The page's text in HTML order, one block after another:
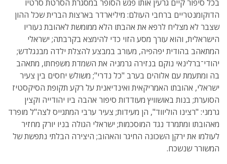
בכל סיפור קיים גרעין אותו פגש הסופר במסגרת הסרטת סרטיו
הדוקומנטריים ברחבי העולם: מיליארדר בארצות הברית שכל ההון
שצבר לא מצליח לרפא את אהבתו הלא ממומשת לאהובת נעוריו
הישראלית, והוא עורך מסע הזוי כדי להימצא בקרבתה; ישראלי
המתאהב בהודית יפהפיה, מעורב במבצע להצלת ילדה מבנגלדש;
יהודי־ברלינאי נוקם בנזירה גרמניה את השמדת משפחתו, מתאהב
בה ומתעמת עם אלוהים בערב "כל נדרי"; משולש יחסים בין צעיר
ישראלי, אהובתו האמריקאית ואינדיאנית על רקע תקופת הסיקסטיז
הסוערת; בנות באושוויץ מעודדות סיפור אהבה ביו יהודייה וקצין
גרמני: "רצינו הוליווד", הן מעידות; צעיר ערבי המתגייס לצה"ל מופרד
מאהובתו ומתמרד נגד המוסכמות; ישראלי הגולה בניו יורק מחזיר
לעולמו את ירקן השכונה החיגר והאהוב; היצירה הבלתי נתפשת של
המשורר שנשכח.